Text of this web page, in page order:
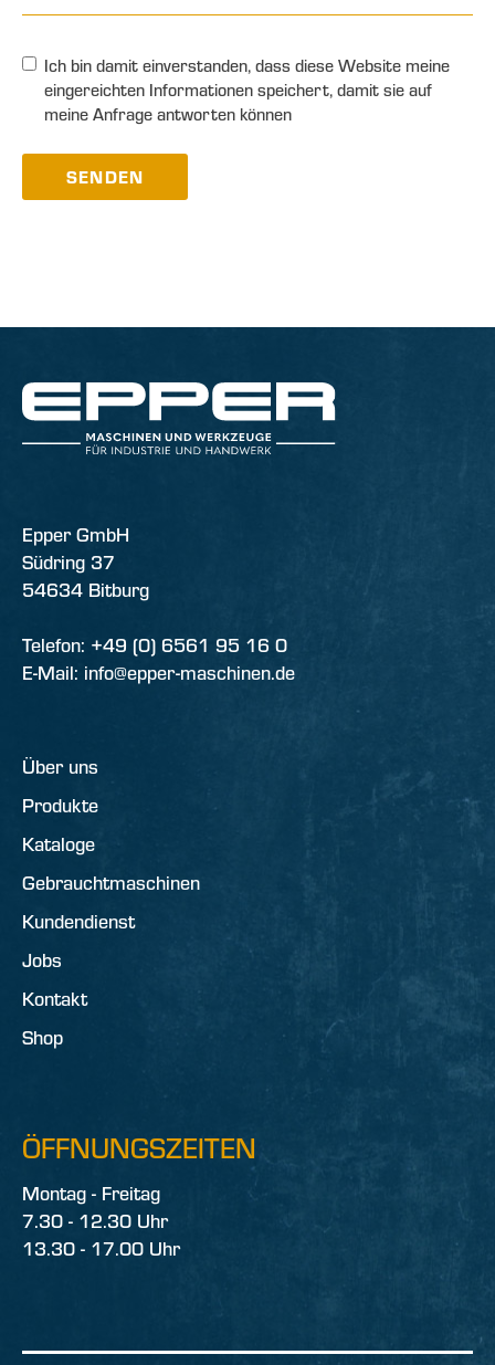
Ich bin damit einverstanden, dass diese Website meine
eingereichten Informationen speichert, damit sie auf
meine Anfrage antworten können
SENDEN
Epper GmbH
Südring 37
54634 Bitburg
Telefon: +49 (0) 6561 95 16 0
E-Mail: info@epper-maschinen.de
Über uns
Produkte
Kataloge
Gebrauchtmaschinen
Kundendienst
Jobs
Kontakt
Shop
ÖFFNUNGSZEITEN
Montag - Freitag
7.30 - 12.30 Uhr
13.30 - 17.00 Uhr